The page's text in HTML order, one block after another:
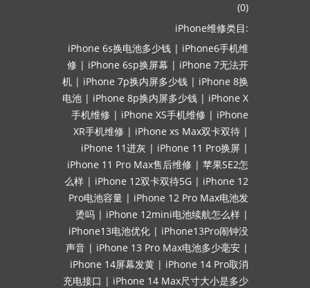
(0)
iPhone维修类目:
iPhone 6s换电池多少钱 | iPhone6手机维
修 | iPhone 6sp换屏幕 | iPhone 7无法开
机 | iPhone 7p换内屏多少钱 | iPhone 8换
电池 | iPhone 8p换内屏多少钱 | iPhone X
手机维修 | iPhone XS手机维修 | iPhone
XR手机维修 | iPhone xs Max双卡双待 |
iPhone 11进灰 | iPhone 11 Pro换屏 |
iPhone 11 Pro Max售后维修 | 苹果SE2怎
么样 | iPhone 12双卡双待5G | iPhone 12
Pro电池容量 | iPhone 12 Pro Max电池发
烫吗 | iPhone 12mini电池续航怎么样 |
iPhone13电池优化 | iPhone13Pro闹钟没
声音 | iPhone 13 Pro Max电池多少毫安 |
iPhone 14屏幕发黄 | iPhone 14 Pro取消
充电接口 | iPhone 14 Max尺寸大小是多少